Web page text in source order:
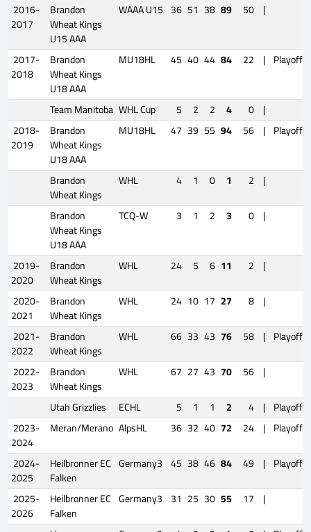
2016-
2017
Brandon
Wheat Kings
U15 AAA
WAAA U15 36 51 38 89 50 |
2017-
2018
Brandon
Wheat Kings
U18 AAA
MU18HL 45 40 44 84 22 | Playoffs
Team Manitoba WHL Cup 5 2 2 4 0 |
2018-
2019
Brandon
Wheat Kings
U18 AAA
MU18HL 47 39 55 94 56 | Playoffs
Brandon
Wheat Kings
WHL 4 1 0 1 2 |
Brandon
Wheat Kings
U18 AAA
TCQ-W 3 1 2 3 0 |
2019-
2020
Brandon
Wheat Kings
WHL 24 5 6 11 2 |
2020-
2021
Brandon
Wheat Kings
WHL 24 10 17 27 8 |
2021-
2022
Brandon
Wheat Kings
WHL 66 33 43 76 58 | Playoffs
2022-
2023
Brandon
Wheat Kings
WHL 67 27 43 70 56 |
Utah Grizzlies
ECHL 5 1 1 2 4 | Playoffs
2023-
2024
Meran/Merano AlpsHL 36 32 40 72 24 | Playoffs
2024-
2025
Heilbronner EC
Falken
Germany3 45 38 46 84 49 | Playoffs
2025-
2026
Heilbronner EC
Falken
Germany3 31 25 30 55 17 |